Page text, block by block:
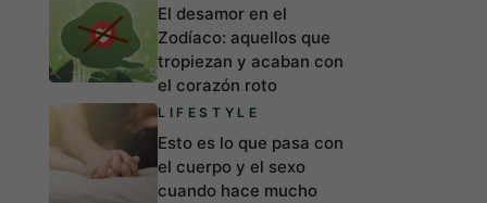
El desamor en el
Zodíaco: aquellos que
tropiezan y acaban con
el corazón roto
LIFESTYLE
Esto es lo que pasa con
el cuerpo y el sexo
cuando hace mucho